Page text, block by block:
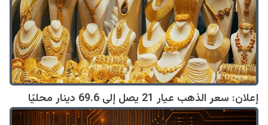
إعلان: سعر الذهب عيار 21 يصل إلى 69.6 دينار محليًا